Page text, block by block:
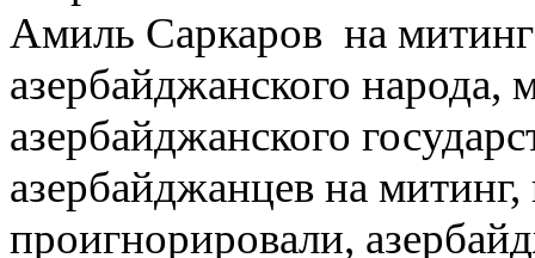
Амиль Саркаров на
азербайджанского народа,
азербайджанского
азербайджанцев на
проигнорировали,